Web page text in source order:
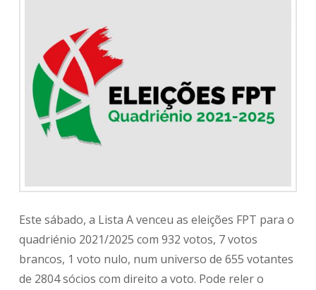
Este sábado, a Lista A venceu as eleições FPT para o
quadriénio 2021/2025 com 932 votos, 7 votos
brancos, 1 voto nulo, num universo de 655 votantes
de 2804 sócios com direito a voto. Pode reler o